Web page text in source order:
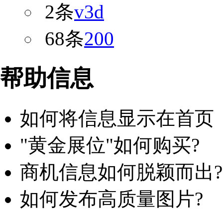
2条v3d
68条200
帮助信息
如何将信息显示在首页
"黄金展位"如何购买?
商机信息如何脱颖而出?
如何发布高质量图片?